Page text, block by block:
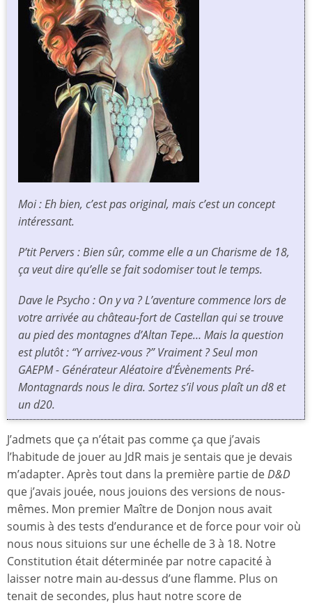
Moi : Eh bien, c’est pas original, mais c’est un concept
intéressant.
P’tit Pervers : Bien sûr, comme elle a un Charisme de 18,
ça veut dire qu’elle se fait sodomiser tout le temps.
Dave le Psycho : On y va ? L’aventure commence lors de
votre arrivée au château-fort de Castellan qui se trouve
au pied des montagnes d’Altan Tepe… Mais la question
est plutôt : “Y arrivez-vous ?” Vraiment ? Seul mon
GAEPM - Générateur Aléatoire d’Évènements Pré-
Montagnards nous le dira. Sortez s’il vous plaît un d8 et
un d20.
J’admets que ça n’était pas comme ça que j’avais
l’habitude de jouer au JdR mais je sentais que je devais
m’adapter. Après tout dans la première partie deD&D
que j’avais jouée, nous jouions des versions de nous-
mêmes. Mon premier Maître de Donjon nous avait
soumis à des tests d’endurance et de force pour voir où
nous nous situions sur une échelle de 3 à 18. Notre
Constitution était déterminée par notre capacité à
laisser notre main au-dessus d’une flamme. Plus on
tenait de secondes, plus haut notre score de